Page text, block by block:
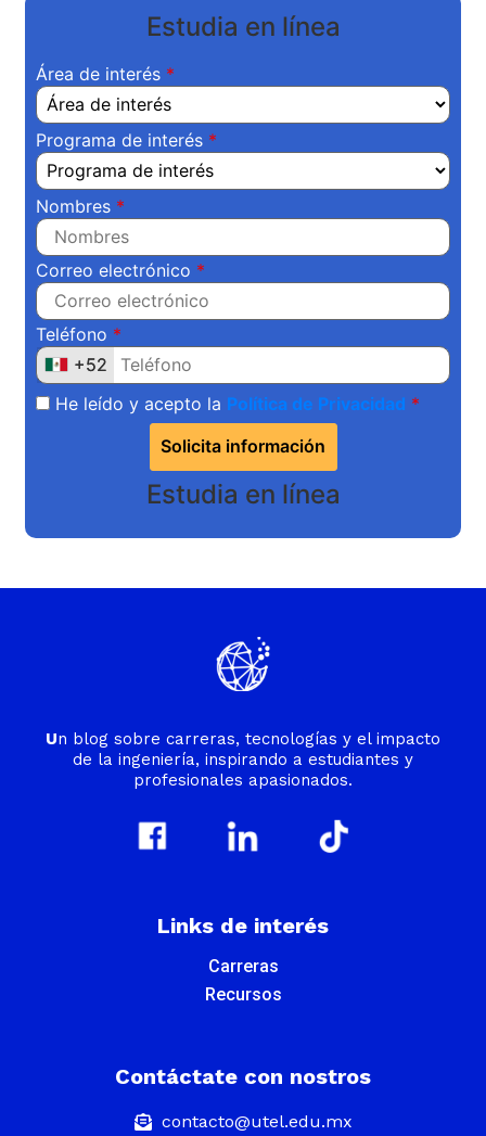
Estudia en línea
Área de interés
Programa de interés
Nombres
Correo electrónico
Teléfono
+52
+52
He leído y acepto la Política de Privacidad
Solicita información
Estudia en línea
Un blog sobre carreras, tecnologías y el impacto
de la ingeniería, inspirando a estudiantes y
profesionales apasionados.
Links de interés
Carreras
Recursos
Contáctate con nostros
contacto@utel.edu.mx